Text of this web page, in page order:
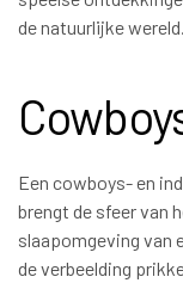
de natuurlijke wereld.
Een cowboys- en
brengt de sfeer van
slaapomgeving van
de verbeelding